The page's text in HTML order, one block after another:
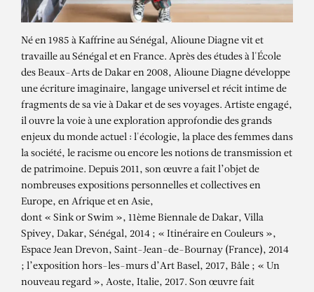
Né en 1985 à Kaffrine au Sénégal, Alioune Diagne vit et
travaille au Sénégal et en France. Après des études à l'École
des Beaux-Arts de Dakar en 2008, Alioune Diagne développe
une écriture imaginaire, langage universel et récit intime de
fragments de sa vie à Dakar et de ses voyages. Artiste engagé,
il ouvre la voie à une exploration approfondie des grands
enjeux du monde actuel : l'écologie, la place des femmes dans
la société, le racisme ou encore les notions de transmission et
de patrimoine. Depuis 2011, son œuvre a fait l’objet de
nombreuses expositions personnelles et collectives en
Europe, en Afrique et en Asie,
dont « Sink or Swim », 11ème Biennale de Dakar, Villa
Spivey, Dakar, Sénégal, 2014 ; « Itinéraire en Couleurs »,
Espace Jean Drevon, Saint-Jean-de-Bournay (France), 2014
; l’exposition hors-les-murs d’Art Basel, 2017, Bâle ; « Un
nouveau regard », Aoste, Italie, 2017. Son œuvre fait